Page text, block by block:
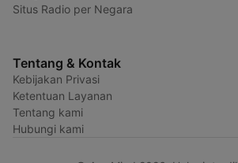
Situs Radio per Negara
Tentang & Kontak
Kebijakan Privasi
Ketentuan Layanan
Tentang kami
Hubungi kami